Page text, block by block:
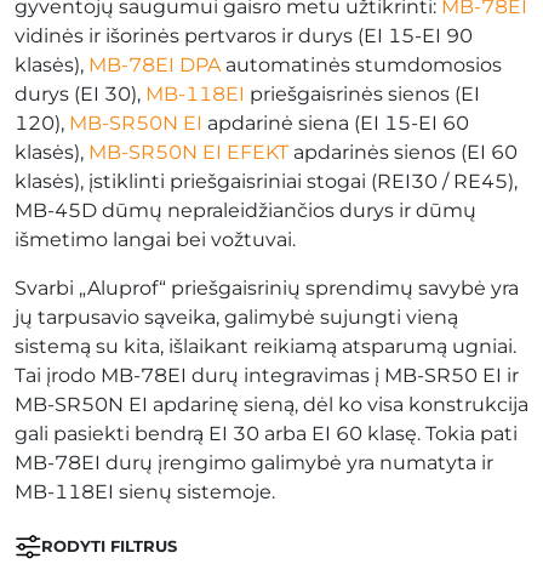
gyventojų saugumui gaisro metu užtikrinti: MB-78EI
vidinės ir išorinės pertvaros ir durys (EI 15-EI 90
klasės), MB-78EI DPAautomatinės stumdomosios
durys (EI 30), MB-118EI priešgaisrinės sienos (EI
120), MB-SR50N EI apdarinė siena (EI 15-EI 60
klasės), MB-SR50N EI EFEKTapdarinės sienos (EI 60
klasės), įstiklinti priešgaisriniai stogai (REI30 / RE45),
MB-45D dūmų nepraleidžiančios durys ir dūmų
išmetimo langai bei vožtuvai.
Svarbi „Aluprof“ priešgaisrinių sprendimų savybė yra
jų tarpusavio sąveika, galimybė sujungti vieną
sistemą su kita, išlaikant reikiamą atsparumą ugniai.
Tai įrodo MB-78EI durų integravimas į MB-SR50 EI ir
MB-SR50N EI apdarinę sieną, dėl ko visa konstrukcija
gali pasiekti bendrą EI 30 arba EI 60 klasę. Tokia pati
MB-78EI durų įrengimo galimybė yra numatyta ir
MB-118EI sienų sistemoje.
RODYTI FILTRUS